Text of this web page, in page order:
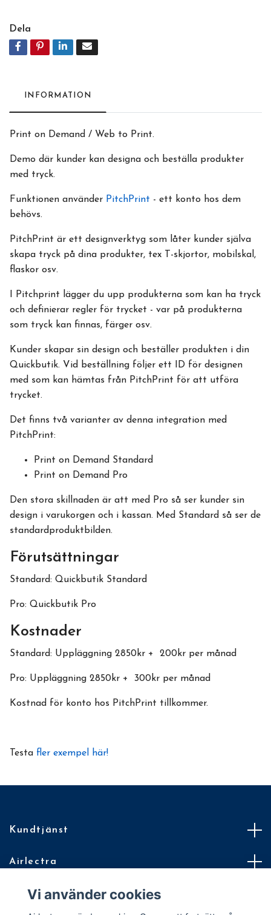
Dela
INFORMATION
Print on Demand / Web to Print.
Demo där kunder kan designa och beställa produkter
med tryck.
Funktionen använder PitchPrint - ett konto hos dem
behövs.
PitchPrint är ett designverktyg som låter kunder själva
skapa tryck på dina produkter, tex T-skjortor, mobilskal,
flaskor osv.
I Pitchprint lägger du upp produkterna som kan ha tryck
och definierar regler för trycket - var på produkterna
som tryck kan finnas, färger osv.
Kunder skapar sin design och beställer produkten i din
Quickbutik. Vid beställning följer ett ID för designen
med som kan hämtas från PitchPrint för att utföra
trycket.
Det finns två varianter av denna integration med
PitchPrint:
Print on Demand Standard
Print on Demand Pro
Den stora skillnaden är att med Pro så ser kunder sin
design i varukorgen och i kassan. Med Standard så ser de
standardproduktbilden.
Förutsättningar
Standard: Quickbutik Standard
Pro: Quickbutik Pro
Kostnader
Standard: Uppläggning 2850kr + 200kr per månad
Pro: Uppläggning 2850kr + 300kr per månad
Kostnad för konto hos PitchPrint tillkommer.
Testa fler exempel här!
Kundtjänst
Airlectra
VillkorVi använder cookies